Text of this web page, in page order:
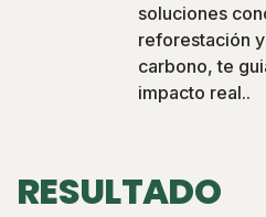
soluciones
reforestación
carbono, te
impacto real..
RESULTADO